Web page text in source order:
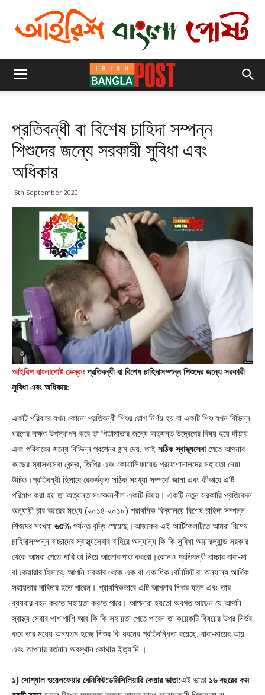
প্রতিবন্ধী বা বিশেষ চাহিদা সম্পন্ন
শিশুদের জন্যে সরকারী সুবিধা এবং
অধিকার
5th September 2020
আইরিশ বাংলাপোষ্ট ডেস্কঃ প্রতিবন্ধী বা বিশেষ চাহিদাসম্পন্ন শিশুদের জন্যে সরকারী
সুবিধা এবং অধিকার:
একটি পরিবারে যখন কোনো প্রতিবন্ধী শিশুর রোগ নির্ণয় হয় বা একটি শিশু যখন বিভিন্ন
ধরণের লক্ষণ উপস্থাপন করে তা পিতামাতার জন্যে অত্যন্ত উদ্বেগের বিষয় হয়ে দাঁড়ায়
এবং পরিবারের জন্যে বিভিন্ন প্রশ্নের জন্ম দেয়, তাই সঠিক স্বাস্থ্যসেবাপেতে আপনার
কাছের স্বাস্থসেবা কেন্দ্র, জিপির এবং কোয়ালিফায়েড প্রফেশানালদের সহায়তা নেয়া
উচিত।প্রতিবন্ধী হিসাবে রেকর্ডকৃত সঠিক সংখ্যা সম্পর্কে জানা এবং কীভাবে এটি
পরিমাপ করা হয় তা অত্যন্ত সংবেদনশীল একটি বিষয়। একটি নতুন সরকারি প্রতিবেদন
অনুযায়ী চার বছরের মধ্যে (২০১৪-২০১৮) প্রাথমিক বিদ্যালয়ে বিশেষ চাহিদা সম্পন্ন
শিশুদের সংখ্যা ৬৩% পর্যন্ত বৃদ্ধি পেয়েছে।আজকের এই আর্টিকেলটিতে আমরা বিশেষ
চাহিদাসম্পন্ন বাচ্চাদের স্বাস্থ্যসেবার বাহিরে অন্যান্য কি কি সুবিধা আয়ারল্যান্ড সরকার
থেকে আমরা পেতে পারি তা নিয়ে আলোকপাত করবো।কোনও প্রতিবন্ধী বাচ্চার বাবা-মা
বা কেয়ারার হিসাবে, আপনি সরকার থেকে এক বা একাধিক বেনিফিট বা অন্যান্য আর্থিক
সহায়তার দাবিদার হতে পারেন। প্রাথমিকভাবে এটি আপনার শিশুর যত্ন এবং তার
ব্যয়বার বহন করতে সহায়তা করতে পারে। আপনারা হয়তো অবগত আছেন যে আপনি
স্বাস্থ্য সেবার পাশাপাশি আর কি কি সহায়তা পেতে পারেন তা কয়েকটি বিষয়ের উপর নির্ভর
করে তার মধ্যে অন্যতম হচ্ছে শিশুর কি ধরনের প্রতিবন্ধিতা রয়েছে, বাবা-মায়ের আয়
এবং আপনার বর্তমান অবস্থান কোথায় ইত্যাদি ।
১) সোশ্যাল ওয়েলফেয়ার বেনিফিট:ডমিসিলিয়ারি কেয়ার ভাতা:এই ভাতা ১৬ বছরের কম